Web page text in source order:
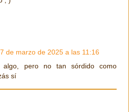
de marzo de 2025 a las 11:16
algo, pero no tan sórdido como
sí